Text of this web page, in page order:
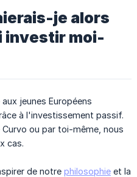
je alors
investir moi-
jeunes Européens
à l'investissement passif.
ou par toi-même, nous
cas.
de notre philosophie et la